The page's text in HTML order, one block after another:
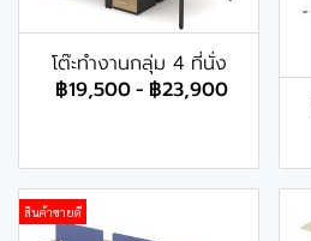
โต๊ะทำงานกลุ่ม 4 ที่นั่ง
฿19,500- ฿23,900
สินค้าขายดี